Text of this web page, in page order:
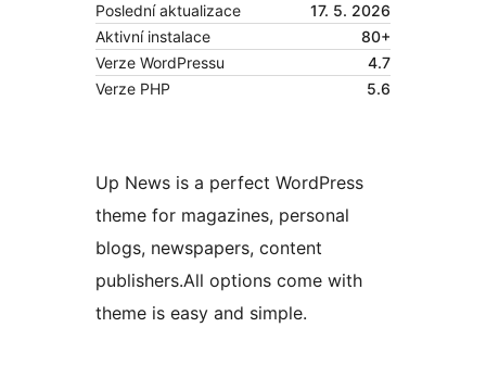
Poslední aktualizace
17. 5. 2026
Aktivní instalace
80+
Verze WordPressu
4.7
Verze PHP
5.6
Up News is a perfect WordPress
theme for magazines, personal
blogs, newspapers, content
publishers.All options come with
theme is easy and simple.